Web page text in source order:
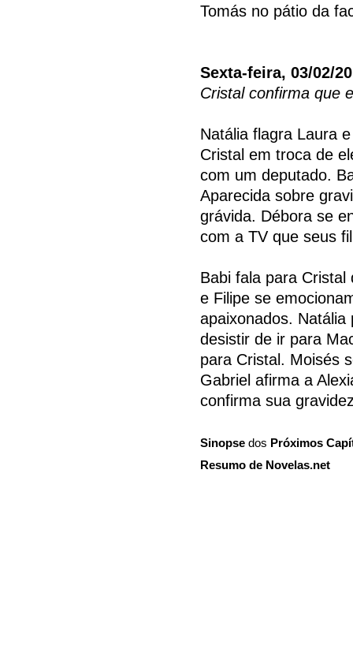
Tomás no pátio da
Sexta-feira, 03/02/
Cristal confirma que
Natália flagra Laura
Cristal em troca de
com um deputado.
Aparecida sobre
grávida. Débora se
com a TV que seus
Babi fala para
e Filipe se
apaixonados.
desistir de ir para
para Cristal. Moisés
Gabriel afirma a
confirma sua
Sinopse dos Próximos
Resumo de Novelas.net